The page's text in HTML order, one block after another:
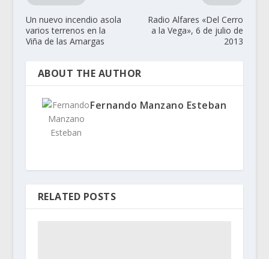
Un nuevo incendio asola
varios terrenos en la
Viña de las Amargas
Radio Alfares «Del Cerro
a la Vega», 6 de julio de
2013
ABOUT THE AUTHOR
Fernando Manzano Esteban
RELATED POSTS